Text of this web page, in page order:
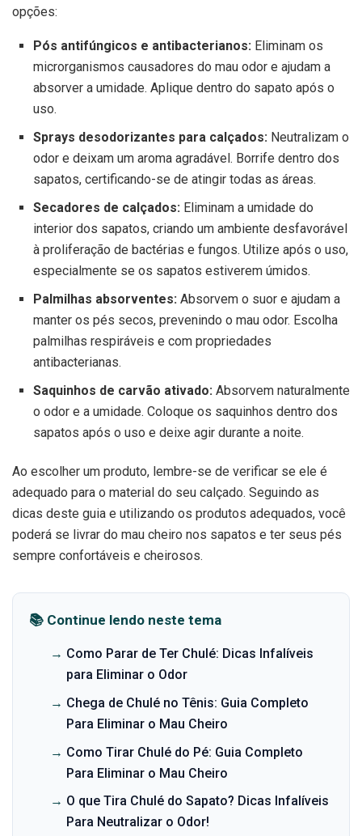
opções:
Pós antifúngicos e antibacterianos:Eliminam os
microrganismos causadores do mau odor e ajudam a
absorver a umidade. Aplique dentro do sapato após o
uso.
Sprays desodorizantes para calçados:Neutralizam o
odor e deixam um aroma agradável. Borrife dentro dos
sapatos, certificando-se de atingir todas as áreas.
Secadores de calçados:Eliminam a umidade do
interior dos sapatos, criando um ambiente desfavorável
à proliferação de bactérias e fungos. Utilize após o uso,
especialmente se os sapatos estiverem úmidos.
Palmilhas absorventes:Absorvem o suor e ajudam a
manter os pés secos, prevenindo o mau odor. Escolha
palmilhas respiráveis e com propriedades
antibacterianas.
Saquinhos de carvão ativado: Absorvem naturalmente
o odor e a umidade. Coloque os saquinhos dentro dos
sapatos após o uso e deixe agir durante a noite.
Ao escolher um produto, lembre-se de verificar se ele é
adequado para o material do seu calçado. Seguindo as
dicas deste guia e utilizando os produtos adequados, você
poderá se livrar do mau cheiro nos sapatos e ter seus pés
sempre confortáveis e cheirosos.
📚 Continue lendo neste tema
→ Como Parar de Ter Chulé: Dicas Infalíveis
para Eliminar o Odor
→ Chega de Chulé no Tênis: Guia Completo
Para Eliminar o Mau Cheiro
→ Como Tirar Chulé do Pé: Guia Completo
Para Eliminar o Mau Cheiro
→ O que Tira Chulé do Sapato? Dicas Infalíveis
Para Neutralizar o Odor!